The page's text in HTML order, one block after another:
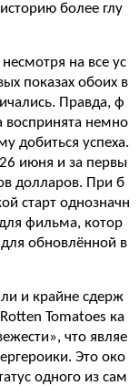
более глу
на все ус
показах обоих в
Правда, ф
воспринята немно
добиться успеха.
июня и за первы
долларов. При б
старт однозначн
фильма, котор
обновлённой в
и крайне сдерж
Tomatoes ка
что являе
Это око
одного из сам